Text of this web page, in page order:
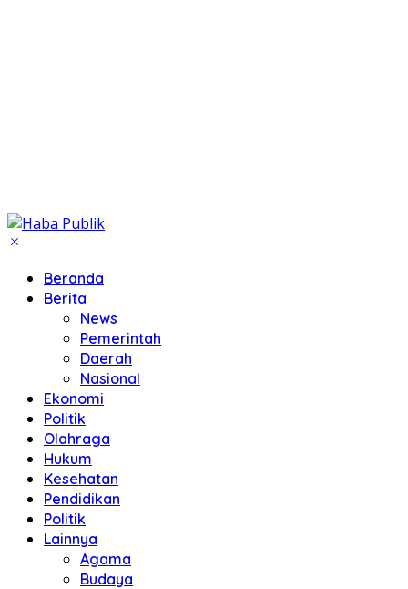
Beranda
Berita
News
Pemerintah
Daerah
Nasional
Ekonomi
Politik
Olahraga
Hukum
Kesehatan
Pendidikan
Politik
Lainnya
Agama
Budaya